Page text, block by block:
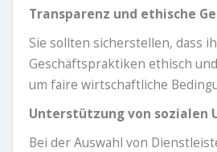
Transparenz und ethische
Sie sollten sicherstellen, dass
Geschäftspraktiken ethisch
um faire wirtschaftliche
Unterstützung von sozialen
Bei der Auswahl von